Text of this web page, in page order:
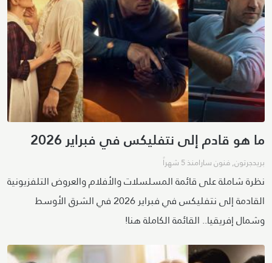
ما هو قادم إلى نتفليكس في فبراير 2026
بريدجرتون,فنون سارامنذ 5 شهراً
نظرة شاملة على قائمة المسلسلات والأفلام والعروض التلفزيونية
القادمة إلى نتفليكس في فبراير 2026 في الشرق الأوسط
وشمال إفريقيا.. القائمة الكاملة هنا!